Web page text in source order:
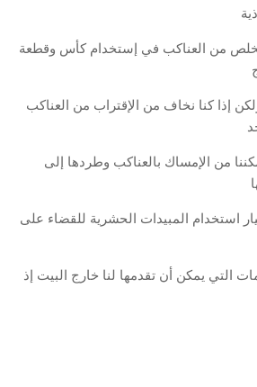
من العناكب في إستخدام كأس وقطعة
إذا كنا نخاف من الإقتراب من العناكب
من الإمساك بالعناكب وطردها إلى
استخدام المبيدات الحشرية للقضاء على
التي يمكن أن تقدمها لنا خارج البيت إذ